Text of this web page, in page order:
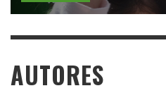
AUTORES